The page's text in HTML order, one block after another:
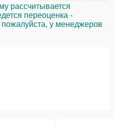
рассчитывается
переоценка -
пожалуйста, у менеджеров